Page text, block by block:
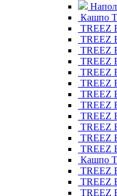
Кашпо
TREEZ
TREEZ
TREEZ
TREEZ
TREEZ
TREEZ
TREEZ
TREEZ
TREEZ
TREEZ
TREEZ
TREEZ
Кашпо
TREEZ
TREEZ
TREEZ